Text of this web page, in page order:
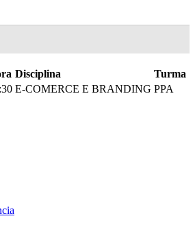
Disciplina
Turma
E-COMERCE E BRANDING PPA